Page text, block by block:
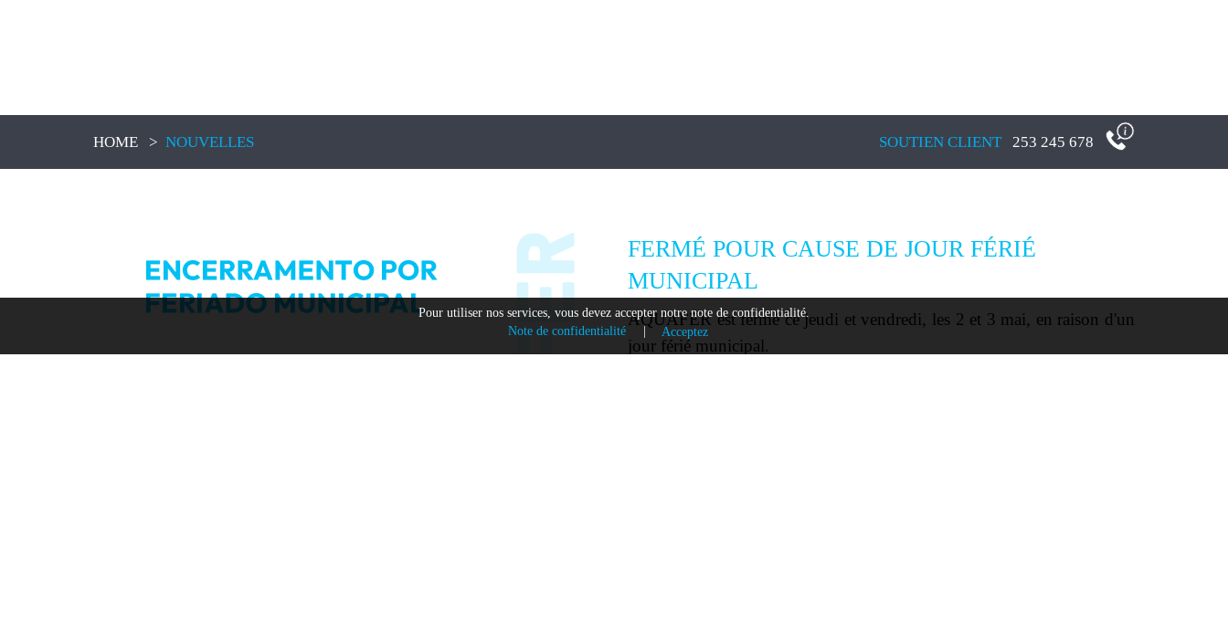
HOME > NOUVELLES SOUTIEN CLIENT 253 245 678
FERMÉ POUR CAUSE DE JOUR FÉRIÉ
MUNICIPAL
AQUAFER est fermé ce jeudi et vendredi, les 2 et 3 mai, en raison d'un
jour férié municipal.
Pour utiliser nos services, vous devez accepter notre note de confidentialité.
Note de confidentialité
| Acceptez